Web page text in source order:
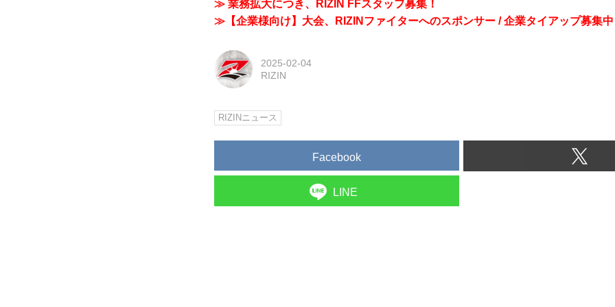
≫ 業務拡大につき、RIZIN FFスタッフ募集！
≫【企業様向け】大会、RIZINファイターへのスポンサー / 企業タイアップ募集
2025-02-04
RIZIN
RIZINニュース
Facebook
LINE